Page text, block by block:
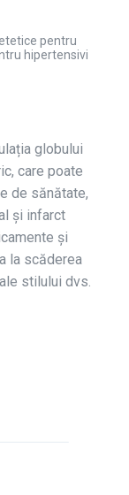
pentru
hipertensivi
globului
care poate
de sănătate,
și infarct
și
la scăderea
stilului dvs.